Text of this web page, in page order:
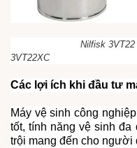
Nilfisk
3VT22XC
Các lợi ích khi đầu tư
Máy vệ sinh công
tốt, tính năng vệ sinh
trội mang đến cho người